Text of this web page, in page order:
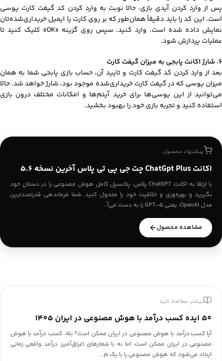
پس از وارد کردن آیدی بازی، حالا نوبت به وارد کردن کد گیفت کارت یوسی
است. این کد را باید دقیقاً همان‌طور که بر روی کارت یا ایمیل خریداری‌شده‌تان
نمایش داده شده است، وارد کنید. سپس روی گزینه «OK» کلیک کنید تا
عملیات پردازش شود.
۶. شارژ اکانت پابجی به میزان گیفت کارت
بعد از وارد کردن کد گیفت کارت و تایید آن، حساب بازی پابجی شما به همان
میزان یوسی که در گیفت کارت خریداری‌شده موجود بود، شارژ خواهد شد. حالا
می‌توانید از این یوسی‌ها برای خرید آیتم‌ها و امکانات مختلف درون بازی
استفاده کنید و تجربه بازی خود را بهبود بخشید.
پیشنهاد محصول
اکانت ChatGpt Plus چت جی پی تی پلاس آخرین نسخه ۵.۶
با ارتقا به اکانت ChatGPT پلاس، پتانسیل کامل هوش مصنوعی را در دستان خود
بگیرید و بهره‌وری و خلاقیت خود را متحول کنید. شما فرماندهی قدرتمندترین
مدل OpenAI، یعنی GPT-5 را به دست می‌آ…
مشاهده محصول
بیشتر مطالعه کنید
۵۰ ایده کسب درآمد با هوش مصنوعی در ایران ۱۴۰۵
آیا کسب درآمد با هوش مصنوعی در ایران ممکن است؟ بله. کسب درآمد با هوش
مصنوعی در ایران ممکن است، اما نه با شعارهای اغراق‌آمیز. درآمد واقعی زمانی
ایجاد می‌شود که هوش مصنوعی را با یک م…